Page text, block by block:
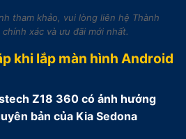
tham khảo, vui lòng liên hệ Thành
xác và ưu đãi mới nhất.
khi lắp màn hình Android
Z18 360 có ảnh hưởng
bản của Kia Sedona